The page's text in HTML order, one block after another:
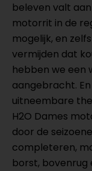
beleven valt
motorrit in de
mogelijk, en
vermijden dat
hebben we een
aangebracht.
uitneembare
H2O Dames
door de
completeren,
borst, bovenrug